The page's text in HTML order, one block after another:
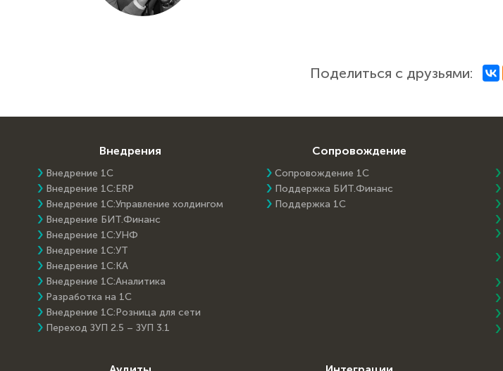
Поделиться с друзьями:
Внедрения
Внедрение 1С
Внедрение 1C:ERP
Внедрение 1С:Управление холдингом
Внедрение БИТ.Финанс
Внедрение 1С:УНФ
Внедрение 1С:УТ
Внедрение 1С:КА
Внедрение 1С:Аналитика
Разработка на 1С
Внедрение 1С:Розница для сети
Переход ЗУП 2.5 – ЗУП 3.1
Сопровождение
Сопровождение 1С
Поддержка БИТ.Финанс
Поддержка 1С